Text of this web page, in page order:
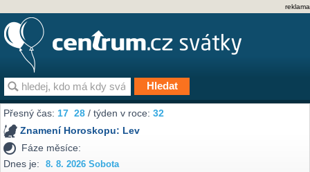
reklama
Přesný čas:17 28 / týden v roce:32
Znamení Horoskopu: Lev
Fáze měsíce:
Dnes je:
8. 8. 2026 Sobota